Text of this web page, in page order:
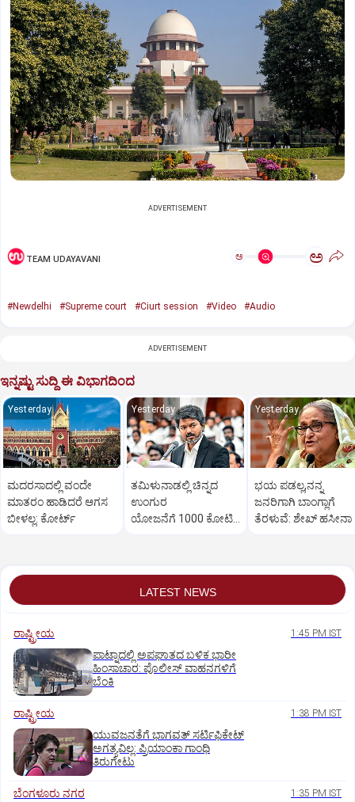
ADVERTISEMENT
TEAM UDAYAVANI ಅ ಅ
#Newdelhi #Supreme court #Ciurt session #Video #Audio
ADVERTISEMENT
ಇನ್ನಷ್ಟು ಸುದ್ದಿ ಈ ವಿಭಾಗದಿಂದ
Yesterday
ಮದರಸಾದಲ್ಲಿ ವಂದೇ
ಮಾತರಂ ಹಾಡಿದರೆ ಆಗಸ
ಬೀಳಲ್ಲ: ಕೋರ್ಟ್‌
Yesterday
ತಮಿಳುನಾಡಲ್ಲಿ ಚಿನ್ನದ
ಉಂಗುರ
ಯೋಜನೆಗೆ 1000 ಕೋಟಿ
Yesterday
ಭಯ ಪಡಲ್ಲ,ನನ್ನ
ಜನರಿಗಾಗಿ ಬಾಂಗ್ಲಾಗೆ
ತೆರಳುವೆ: ಶೇಖ್‌ ಹಸೀನಾ
LATEST NEWS
ರಾಷ್ಟ್ರೀಯ 1:45 PM IST
ಪಾಟ್ನಾದಲ್ಲಿ ಅಪಘಾತದ ಬಳಿಕ ಭಾರೀ
ಹಿಂಸಾಚಾರ: ಪೊಲೀಸ್‌ ವಾಹನಗಳಿಗೆ
ಬೆಂಕಿ
ರಾಷ್ಟ್ರೀಯ 1:38 PM IST
ಯುವಜನತೆಗೆ ಭಾಗವತ್ ಸರ್ಟಿಫಿಕೇಟ್
ಅಗತ್ಯವಿಲ್ಲ: ಪ್ರಿಯಾಂಕಾ ಗಾಂಧಿ
ತಿರುಗೇಟು
ಬೆಂಗಳೂರು ನಗರ 1:35 PM IST